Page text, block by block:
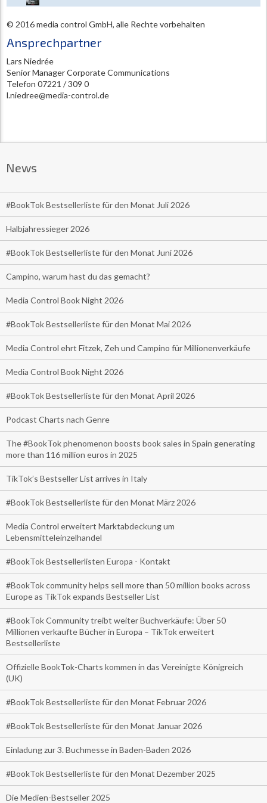
© 2016 media control GmbH, alle Rechte vorbehalten
Ansprechpartner
Lars Niedrée
Senior Manager Corporate Communications
Telefon 07221 / 309 0
l.niedree@media-control.de
News
#BookTok Bestsellerliste für den Monat Juli 2026
Halbjahressieger 2026
#BookTok Bestsellerliste für den Monat Juni 2026
Campino, warum hast du das gemacht?
Media Control Book Night 2026
#BookTok Bestsellerliste für den Monat Mai 2026
Media Control ehrt Fitzek, Zeh und Campino für Millionenverkäufe
Media Control Book Night 2026
#BookTok Bestsellerliste für den Monat April 2026
Podcast Charts nach Genre
The #BookTok phenomenon boosts book sales in Spain generating
more than 116 million euros in 2025
TikTok’s Bestseller List arrives in Italy
#BookTok Bestsellerliste für den Monat März 2026
Media Control erweitert Marktabdeckung um
Lebensmitteleinzelhandel
#BookTok Bestsellerlisten Europa - Kontakt
#BookTok community helps sell more than 50 million books across
Europe as TikTok expands Bestseller List
#BookTok Community treibt weiter Buchverkäufe: Über 50
Millionen verkaufte Bücher in Europa – TikTok erweitert
Bestsellerliste
Offizielle BookTok-Charts kommen in das Vereinigte Königreich
(UK)
#BookTok Bestsellerliste für den Monat Februar 2026
#BookTok Bestsellerliste für den Monat Januar 2026
Einladung zur 3. Buchmesse in Baden-Baden 2026
#BookTok Bestsellerliste für den Monat Dezember 2025
Die Medien-Bestseller 2025